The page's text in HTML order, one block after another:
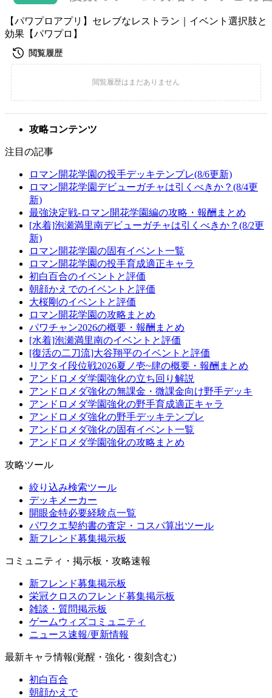
【パワプロアプリ】セレブなレストラン｜イベント選択肢と
効果【パワプロ】
攻略コンテンツ
注目の記事
ロマン開花学園の投手デッキテンプレ(8/6更新)
ロマン開花学園デビューガチャは引くべきか？(8/4更
新)
最強決定戦-ロマン開花学園編の攻略・報酬まとめ
[水着]泡瀬満里南デビューガチャは引くべきか？(8/2更
新)
ロマン開花学園の固有イベント一覧
ロマン開花学園の投手育成適正キャラ
初白百合のイベントと評価
朝顔かえでのイベントと評価
大桜剛のイベントと評価
ロマン開花学園の攻略まとめ
パワチャン2026の概要・報酬まとめ
[水着]泡瀬満里南のイベントと評価
[復活の二刀流]大谷翔平のイベントと評価
リアタイ段位戦2026夏ノ壱~肆の概要・報酬まとめ
アンドロメダ学園強化の立ち回り解説
アンドロメダ強化の無課金・微課金向け野手デッキ
アンドロメダ学園強化の野手育成適正キャラ
アンドロメダ強化の野手デッキテンプレ
アンドロメダ強化の固有イベント一覧
アンドロメダ学園強化の攻略まとめ
攻略ツール
絞り込み検索ツール
デッキメーカー
開眼金特必要経験点一覧
パワクエ契約書の査定・コスパ算出ツール
新フレンド募集掲示板
コミュニティ・掲示板・攻略速報
新フレンド募集掲示板
栄冠クロスのフレンド募集掲示板
雑談・質問掲示板
ゲームウィズコミュニティ
ニュース速報/更新情報
最新キャラ情報(覚醒・強化・復刻含む)
初白百合
朝顔かえで